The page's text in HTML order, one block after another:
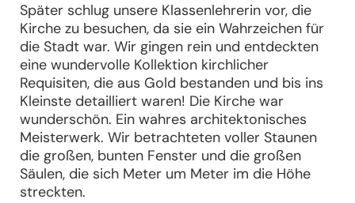
Später schlug unsere Klassenlehrerin vor, die
Kirche zu besuchen, da sie ein Wahrzeichen für
die Stadt war. Wir gingen rein und entdeckten
eine wundervolle Kollektion kirchlicher
Requisiten, die aus Gold bestanden und bis ins
Kleinste detailliert waren! Die Kirche war
wunderschön. Ein wahres architektonisches
Meisterwerk. Wir betrachteten voller Staunen
die großen, bunten Fenster und die großen
Säulen, die sich Meter um Meter im die Höhe
streckten.